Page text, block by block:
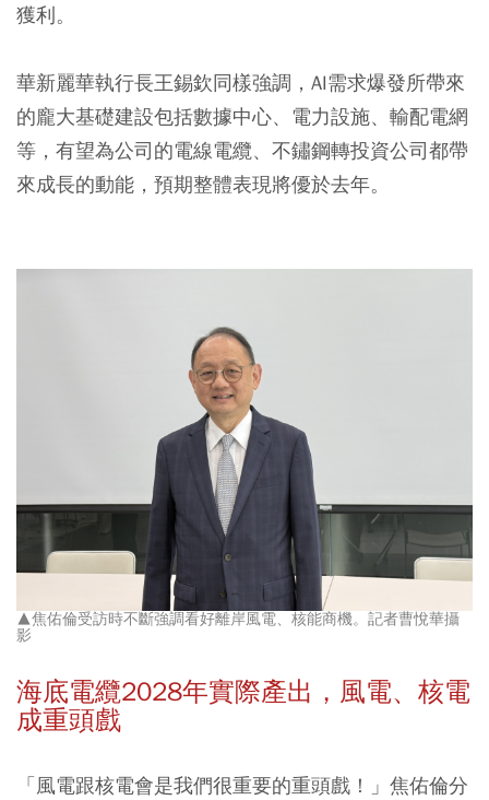
獲利。
華新麗華執行長王錫欽同樣強調，AI需求爆發所帶來
的龐大基礎建設包括數據中心、電力設施、輸配電網
等，有望為公司的電線電纜、不鏽鋼轉投資公司都帶
來成長的動能，預期整體表現將優於去年。
▲焦佑倫受訪時不斷強調看好離岸風電、核能商機。記者曹悅華攝
影
海底電纜2028年實際產出，風電、核電
成重頭戲
「風電跟核電會是我們很重要的重頭戲！」焦佑倫分